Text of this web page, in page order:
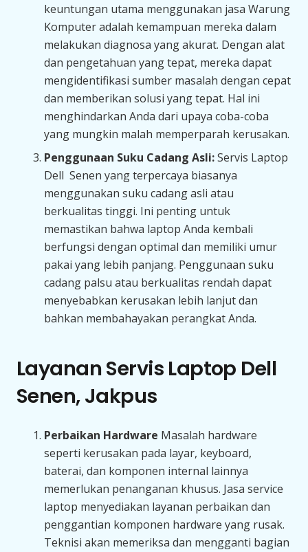
keuntungan utama menggunakan jasa Warung
Komputer adalah kemampuan mereka dalam
melakukan diagnosa yang akurat. Dengan alat
dan pengetahuan yang tepat, mereka dapat
mengidentifikasi sumber masalah dengan cepat
dan memberikan solusi yang tepat. Hal ini
menghindarkan Anda dari upaya coba-coba
yang mungkin malah memperparah kerusakan.
Penggunaan Suku Cadang Asli:Servis Laptop
Dell Senen yang terpercaya biasanya
menggunakan suku cadang asli atau
berkualitas tinggi. Ini penting untuk
memastikan bahwa laptop Anda kembali
berfungsi dengan optimal dan memiliki umur
pakai yang lebih panjang. Penggunaan suku
cadang palsu atau berkualitas rendah dapat
menyebabkan kerusakan lebih lanjut dan
bahkan membahayakan perangkat Anda.
Layanan Servis Laptop Dell
Senen, Jakpus
Perbaikan Hardware Masalah hardware
seperti kerusakan pada layar, keyboard,
baterai, dan komponen internal lainnya
memerlukan penanganan khusus. Jasa service
laptop menyediakan layanan perbaikan dan
penggantian komponen hardware yang rusak.
Teknisi akan memeriksa dan mengganti bagian